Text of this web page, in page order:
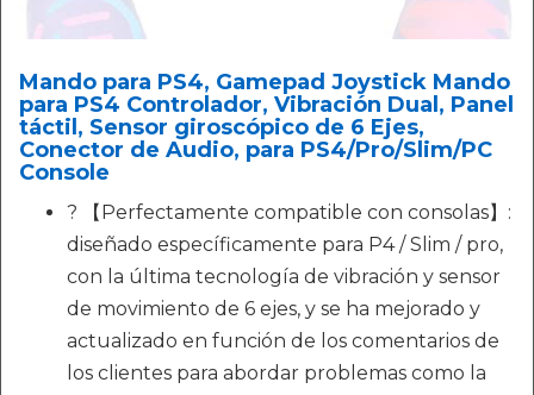
Mando para PS4, Gamepad Joystick Mando
para PS4 Controlador, Vibración Dual, Panel
táctil, Sensor giroscópico de 6 Ejes,
Conector de Audio, para PS4/Pro/Slim/PC
Console
? 【Perfectamente compatible con consolas】:
diseñado específicamente para P4 / Slim / pro,
con la última tecnología de vibración y sensor
de movimiento de 6 ejes, y se ha mejorado y
actualizado en función de los comentarios de
los clientes para abordar problemas como la